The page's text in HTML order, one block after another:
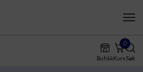
ButikkKurv
0
Søk